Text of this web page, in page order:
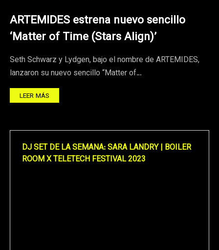
ARTEMIDES estrena nuevo sencillo
‘Matter of Time (Stars Align)’
Seth Schwarz y Lydgen, bajo el nombre de ARTEMIDES,
lanzaron su nuevo sencillo “Matter of…
LEER MÁS
DJ SET DE LA SEMANA: SARA LANDRY | BOILER
ROOM X TELETECH FESTIVAL 2023